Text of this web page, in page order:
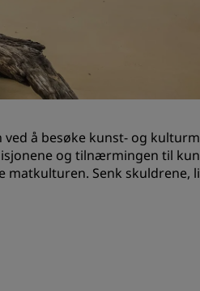
Hoteller i
å besøke kunst- og
og tilnærmingen til
Senk skuldrene,